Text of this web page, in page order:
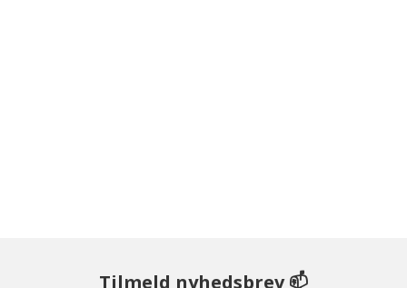
Tilmeld nyhedsbrev 📫